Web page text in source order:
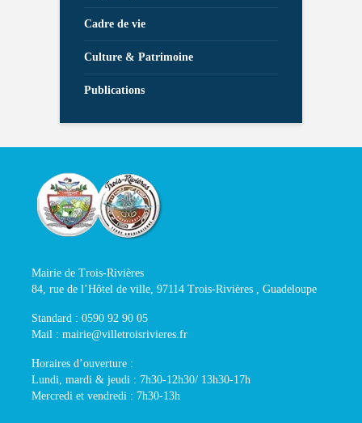
Cadre de vie
Culture & Patrimoine
Publications
Mairie de Trois-Rivières
84, rue de l’Hôtel de ville, 97114 Trois-Rivières , Guadeloupe
Standard : 0590 92 90 05
Mail : mairie@villetroisrivieres.fr
Horaires d’ouverture :
Lundi, mardi & jeudi : 7h30-12h30/ 13h30-17h
Mercredi et vendredi : 7h30-13h